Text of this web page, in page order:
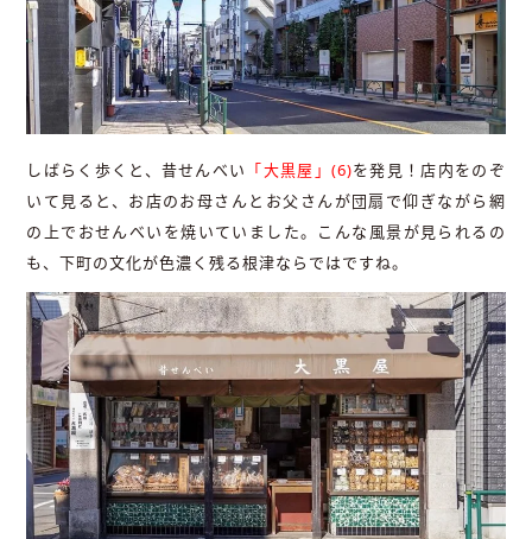
しばらく歩くと、昔せんべい 「大黒屋」(6)を発見！店内をのぞ
いて見ると、お店のお母さんとお父さんが団扇で仰ぎながら網
の上でおせんべいを焼いていました。こんな風景が見られるの
も、下町の文化が色濃く残る根津ならではですね。